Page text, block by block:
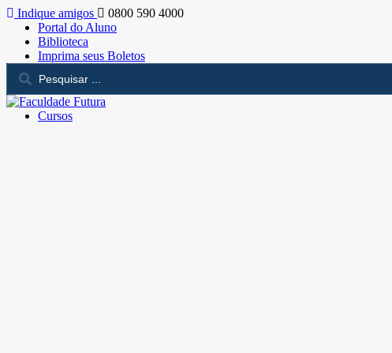
Indique amigos
0800 590 4000
Portal do Aluno
Biblioteca
Imprima seus Boletos
Cursos